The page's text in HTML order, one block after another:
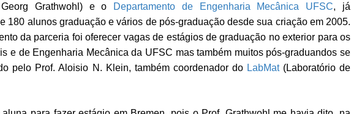
Grathwohl) e o
Departamento de Engenharia Mecânica UFSC, já
180 alunos graduação e vários de pós-graduação desde sua criação em 2005.
da parceria foi oferecer vagas de estágios de graduação no exterior para os
e de Engenharia Mecânica da UFSC mas também muitos pós-graduandos se
pelo Prof. Aloisio N. Klein, também coordenador do LabMat (Laboratório de